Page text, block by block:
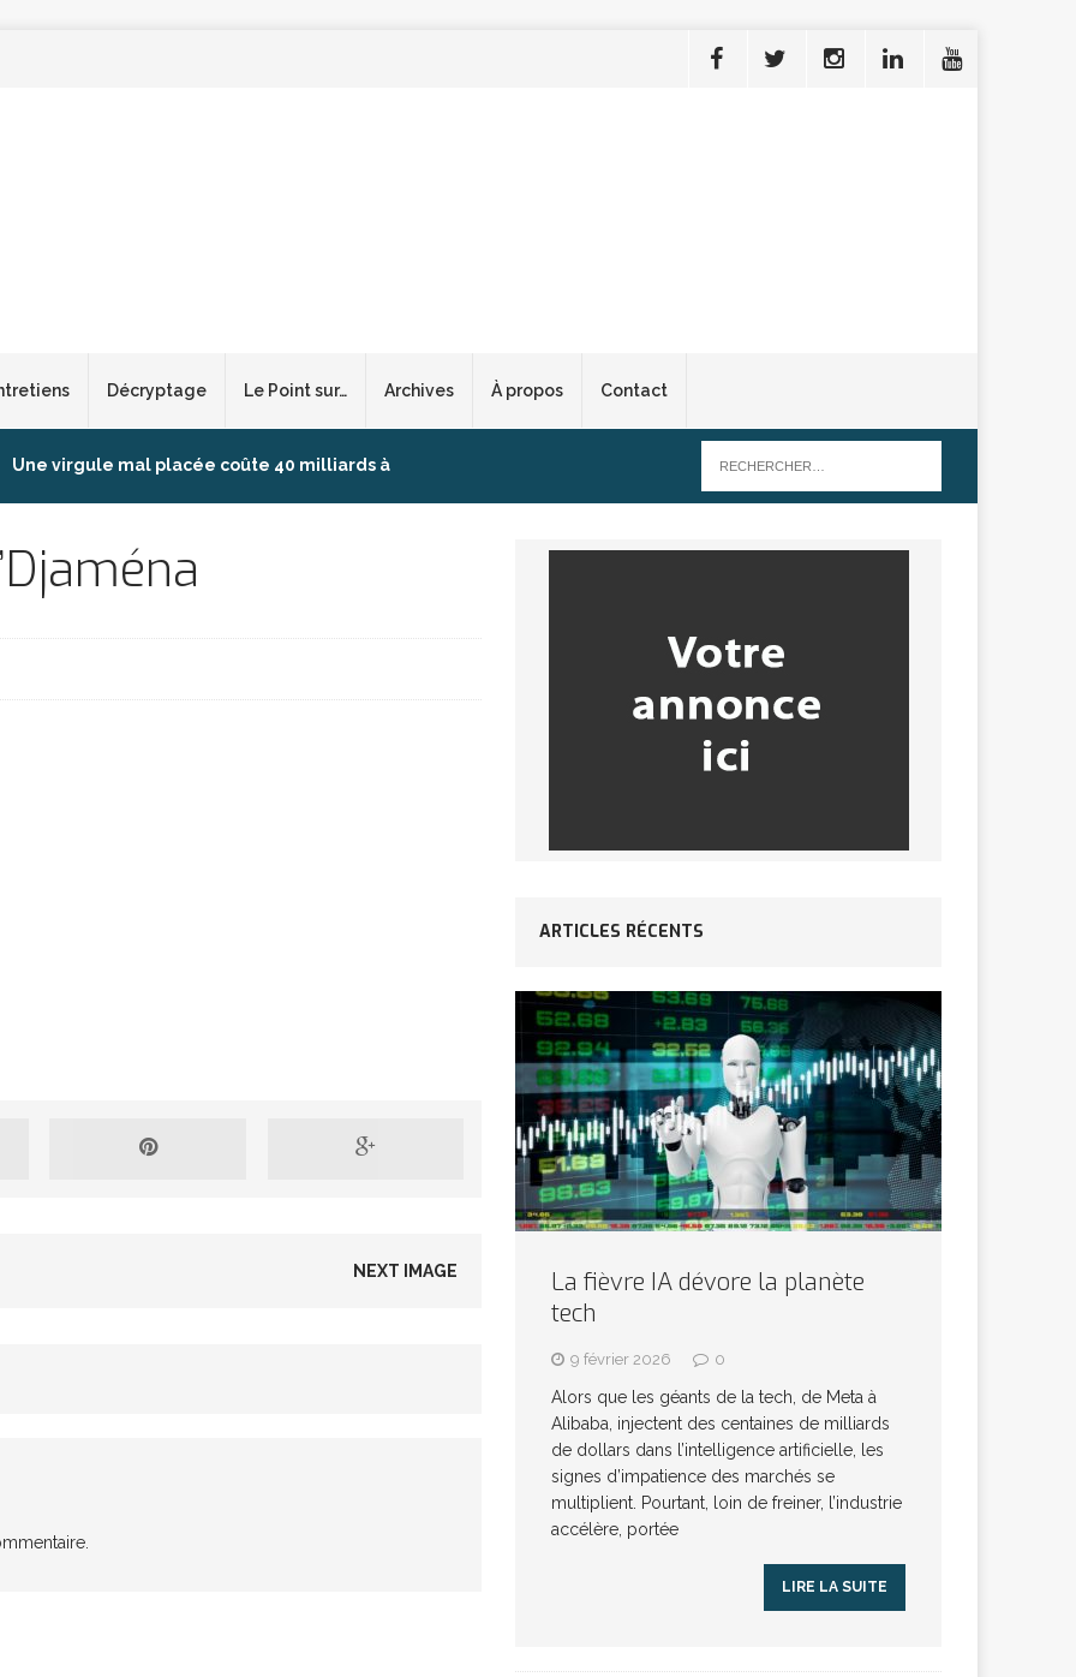
Décryptage Le Point sur… Archives À propos Contact
Une virgule mal placée coûte 40 milliards à
Washington refuse de payer et met l’ONU en péril
NEXT IMAGE
ARTICLES RÉCENTS
La fièvre IA dévore la planète
tech
9 février 2026 0
Alors que les géants de la tech, de Meta à
Alibaba, injectent des centaines de milliards
de dollars dans l’intelligence artificielle, les
signes d’impatience des marchés se
multiplient. Pourtant, loin de freiner, l’industrie
accélère, portée
LIRE LA SUITE